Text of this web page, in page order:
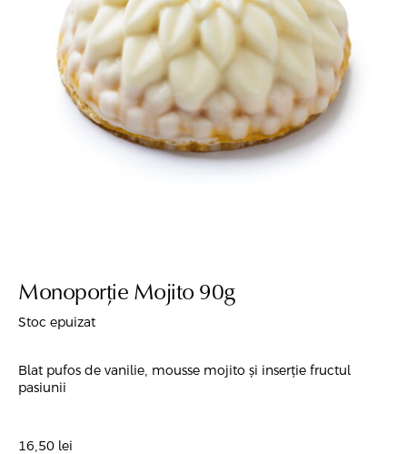
Monoporție Mojito 90g
Stoc epuizat
Blat pufos de vanilie, mousse mojito și inserție fructul
pasiunii
16,50 lei